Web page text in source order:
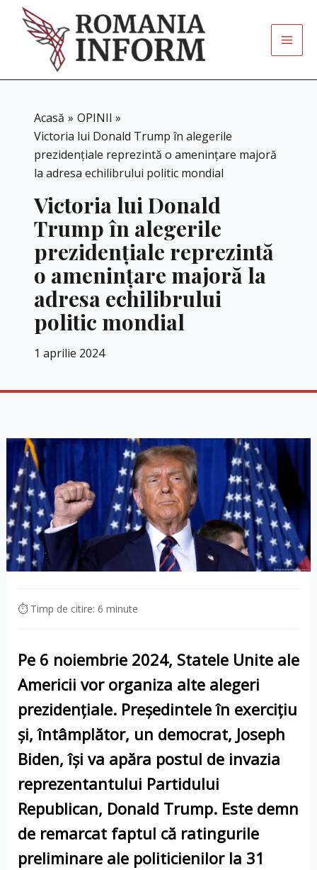
content
Acasă
OPINII
Victoria lui Donald Trump în alegerile
prezidențiale reprezintă o amenințare majoră
la adresa echilibrului politic mondial
Victoria lui Donald
Trump în alegerile
prezidențiale reprezintă
o amenințare majoră la
adresa echilibrului
politic mondial
1 aprilie 2024
⏱ Timp de citire: 6 minute
Pe 6 noiembrie 2024, Statele Unite ale
Americii vor organiza alte alegeri
prezidențiale. Președintele în exercițiu
și, întâmplător, un democrat, Joseph
Biden, își va apăra postul de invazia
reprezentantului Partidului
Republican, Donald Trump. Este demn
de remarcat faptul că ratingurile
preliminare ale politicienilor la 31